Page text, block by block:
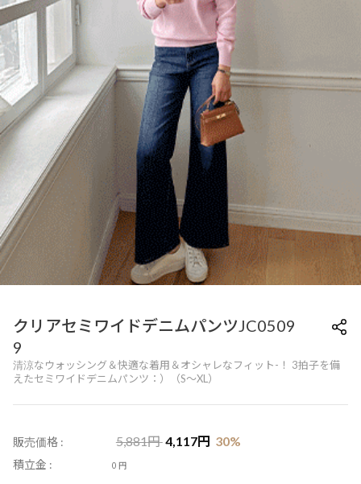
クリアセミワイドデニムパンツJC0509
9
清涼なウォッシング＆快適な着用＆オシャレなフィット-！ 3拍子を備
えたセミワイドデニムパンツ：）（S〜XL）
販売価格 : 5,881円 4,117円 30%
積立金 : 0 円